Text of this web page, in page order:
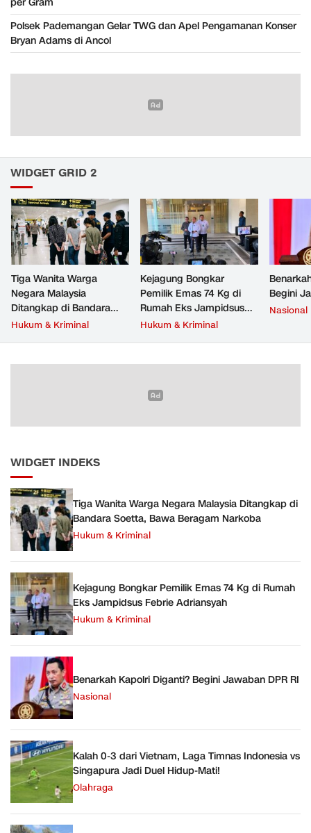
Polsek Pademangan Gelar TWG dan Apel Pengamanan Konser
Bryan Adams di Ancol
WIDGET GRID 2
Tiga Wanita Warga
Negara Malaysia
Ditangkap di Bandara
Soetta, Bawa Beragam
Hukum & Kriminal
Kejagung Bongkar
Pemilik Emas 74 Kg di
Rumah Eks Jampidsus
Febrie Adriansyah
Hukum & Kriminal
Begini
Nasional
WIDGET INDEKS
Tiga Wanita Warga Negara Malaysia Ditangkap di
Bandara Soetta, Bawa Beragam Narkoba
Hukum & Kriminal
Kejagung Bongkar Pemilik Emas 74 Kg di Rumah
Eks Jampidsus Febrie Adriansyah
Hukum & Kriminal
Benarkah Kapolri Diganti? Begini Jawaban DPR RI
Nasional
Kalah 0-3 dari Vietnam, Laga Timnas Indonesia vs
Singapura Jadi Duel Hidup-Mati!
Olahraga